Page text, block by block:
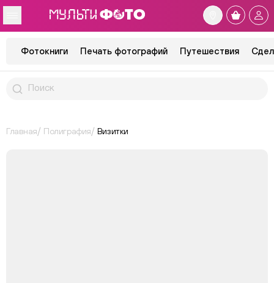
Фотокниги Печать фотографий Путешествия
Главная Полиграфия Визитки